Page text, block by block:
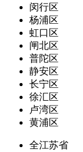
闵行区
杨浦区
虹口区
闸北区
普陀区
静安区
长宁区
徐汇区
卢湾区
黄浦区
全江苏省